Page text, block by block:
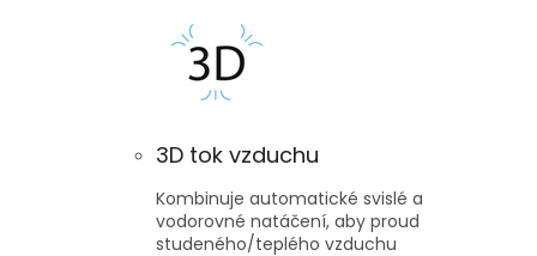
3D tok vzduchu
Kombinuje automatické svislé a
vodorovné natáčení, aby proud
studeného/teplého vzduchu